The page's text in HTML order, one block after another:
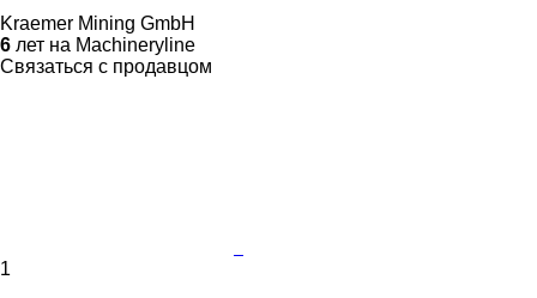
Kraemer Mining GmbH
6 лет на Machineryline
Связаться с продавцом
1